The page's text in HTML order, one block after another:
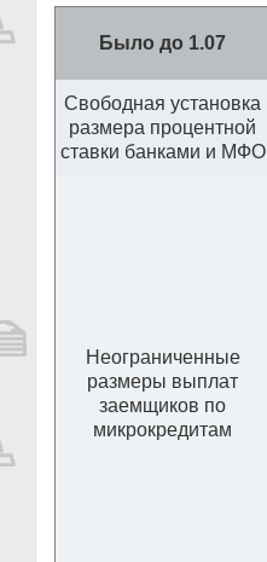
Было до 1.07
Свободная установка
размера процентной
ставки банками и МФО
Неограниченные
размеры выплат
заемщиков по
микрокредитам